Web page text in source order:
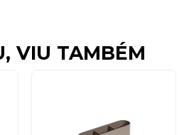
VIU TAMBÉM